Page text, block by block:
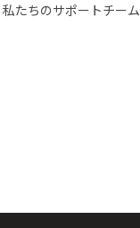
たちのサポートチーム